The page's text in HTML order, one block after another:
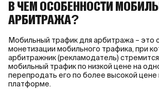
В ЧЕМ ОСОБЕННОСТИ
АРБИТРАЖА?
Мобильный трафик для арбитража – это
монетизации мобильного трафика, при
арбитражник (рекламодатель) стремится
мобильный трафик по низкой цене на
перепродать его по более высокой цене
платформе.